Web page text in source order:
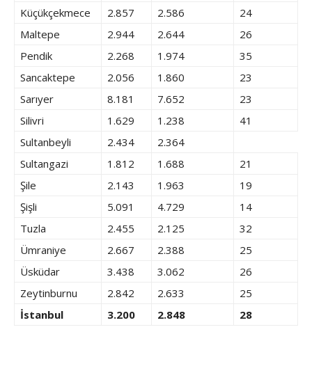
Küçükçekmece 2.857 2.586
24
Maltepe
2.944 2.644
26
Pendik
2.268 1.974
35
Sancaktepe
2.056 1.860
23
Sarıyer
8.181 7.652
23
Silivri
1.629 1.238
41
Sultanbeyli
2.434
2.364
Sultangazi
1.812 1.688
21
Şile
2.143 1.963
19
Şişli
5.091 4.729
14
Tuzla
2.455 2.125
32
Ümraniye
2.667 2.388
25
Üsküdar
3.438 3.062
26
Zeytinburnu
2.842 2.633
25
İstanbul
3.200 2.848 28